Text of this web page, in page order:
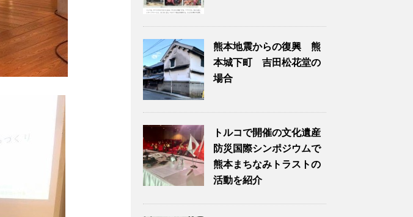
熊本地震からの復興 熊
本城下町 吉田松花堂の
場合
トルコで開催の文化遺産
防災国際シンポジウムで
熊本まちなみトラストの
活動を紹介